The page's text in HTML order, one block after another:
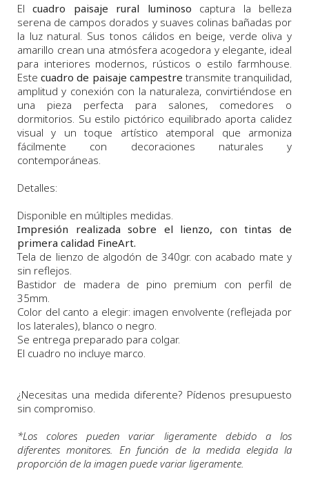
Elcuadro paisaje rural luminoso captura la belleza
serena de campos dorados y suaves colinas bañadas por
la luz natural. Sus tonos cálidos en beige, verde oliva y
amarillo crean una atmósfera acogedora y elegante, ideal
para interiores modernos, rústicos o estilo farmhouse.
Estecuadro de paisaje campestre transmite tranquilidad,
amplitud y conexión con la naturaleza, convirtiéndose en
una pieza perfecta para salones, comedores o
dormitorios. Su estilo pictórico equilibrado aporta calidez
visual y un toque artístico atemporal que armoniza
fácilmente con decoraciones naturales y
contemporáneas.
Detalles:
Disponible en múltiples medidas.
Impresión realizada sobre el lienzo, con tintas de
primera calidad FineArt.
Tela de lienzo de algodón de 340gr. con acabado mate y
sin reflejos.
Bastidor de madera de pino premium con perfil de
35mm.
Color del canto a elegir: imagen envolvente (reflejada por
los laterales), blanco o negro.
Se entrega preparado para colgar.
El cuadro no incluye marco.
¿Necesitas una medida diferente? Pídenos presupuesto
sin compromiso.
*Los colores pueden variar ligeramente debido a los
diferentes monitores. En función de la medida elegida la
proporción de la imagen puede variar ligeramente.